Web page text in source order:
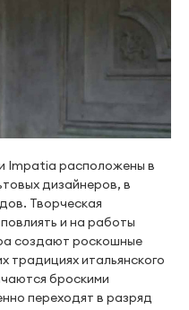
Impatia расположены в
дизайнеров, в
Творческая
и на работы
создают роскошные
традициях итальянского
броскими
переходят в разряд